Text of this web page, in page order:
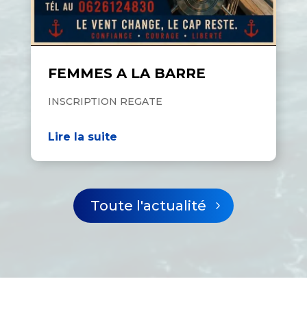
FEMMES A LA BARRE
INSCRIPTION REGATE
Lire la suite
Toute l'actualité